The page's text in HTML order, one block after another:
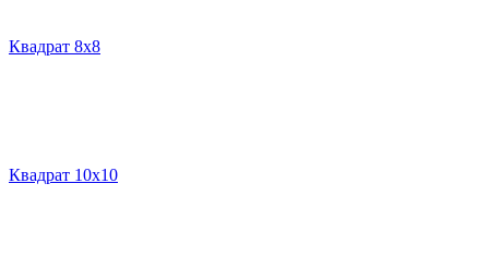
Квадрат 8х8
Квадрат 10х10